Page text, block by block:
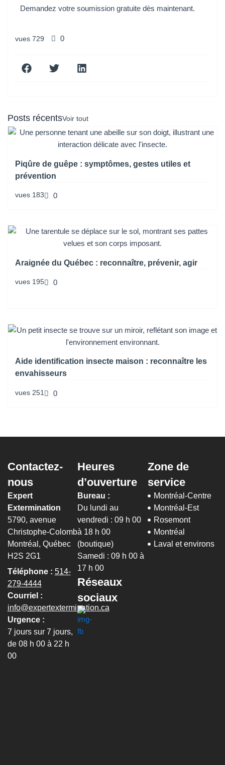
Demandez votre soumission gratuite dès maintenant.
vues 729 0
Posts récentsVoir tout
Piqûre de guêpe : symptômes, gestes utiles et
prévention
vues 183 0
Araignée du Québec : reconnaître, prévenir, agir
vues 195 0
Aide identification insecte maison : reconnaître les
envahisseurs
vues 251 0
Contactez-
nous
Expert
Extermination
5790, avenue
Christophe-Colomb
Montréal, Québec
H2S 2G1
Téléphone : 514-
279-4444
Courriel :
info@expertextermination.ca
Urgence :
7 jours sur 7 jours,
de 08 h 00 à 22 h
00
Heures
d’ouverture
Bureau :
Du lundi au
vendredi : 09 h 00
à 18 h 00
(boutique)
Samedi : 09 h 00 à
17 h 00
Réseaux
sociaux
Zone de
service
Montréal-Centre
Montréal-Est
Rosemont
Montréal
Laval et environs